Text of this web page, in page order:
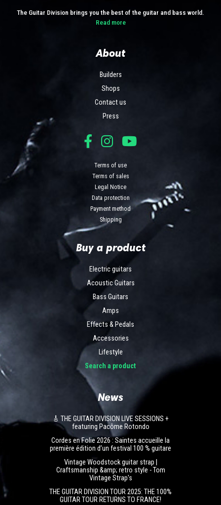
The Guitar Division brings you the best of the guitar and bass world.
Read more
About
Builders
Shops
Contact us
Press
Terms of use
Terms of sales
Legal Notice
Data protection
Payment method
Shipping
Buy a product
Electric guitars
Acoustic Guitars
Bass Guitars
Amps
Effects & Pedals
Accessories
Lifestyle
Search a product
News
🎸 THE GUITAR DIVISION LIVE SESSIONS +
featuring Pacôme Rotondo
Cordes en Folie 2026 : Saintes accueille la
première édition d’un festival 100 % guitare
Vintage Woodstock guitar strap |
Craftsmanship &amp; retro style - Tom
Vintage Strap's
THE GUITAR DIVISION TOUR 2025: THE 100%
GUITAR TOUR RETURNS TO FRANCE!